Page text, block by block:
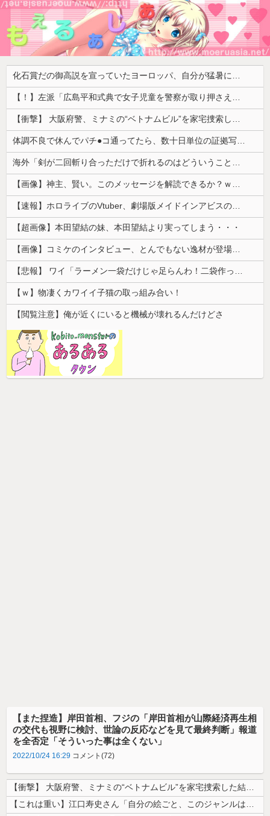
化石賞だの御高説を宣っていたヨーロッパ、自分が猛暑に襲われると為すすべべもなくダメージを受けてしまい……
【！】左派「広島平和式典で女子児童を警察が取り押さえて無理矢理、排除しました！」 → ネット特定班「女児？全学連のプロ活動家では？」
【衝撃】 大阪府警、ミナミの“ベトナムビル”を家宅捜索した結果・・・・・・
体調不良で休んでパチ●コ通ってたら、数十日単位の証拠写真撮られて会社クビになった
海外「剣が二回斬り合っただけで折れるのはどういうことなんだ」満点なのに二度と起動しない理由…
【画像】神主、賢い。このメッセージを解読できるか？ｗｗｗｗ
【速報】ホロライブのVtuber、劇場版メイドインアビスの主題歌決定wwwwwwwwww
【超画像】本田望結の妹、本田望結より実ってしまう・・・
【画像】コミケのインタビュー、とんでもない逸材が登場ｗｗｗｗｗｗ 【Pickup07092041】
【悲報】 ワイ「ラーメン一袋だけじゃ足らんわ！二袋作ったろ！」→結果ｗｗｗ
【ｗ】物凄くカワイイ子猫の取っ組み合い！
【閲覧注意】俺が近くにいると機械が壊れるんだけどさ
【また捏造】岸田首相、フジの「岸田首相が山際経済再生相
の交代も視野に検討、世論の反応などを見て最終判断」報道
を全否定「そういった事は全くない」
2022/10/24 16:29 コメント(72)
【衝撃】 大阪府警、ミナミの“ベトナムビル”を家宅捜索した結果・・・・...
【これは重い】江口寿史さん「自分の絵ごと、このジャンルはそろそろ終わり...